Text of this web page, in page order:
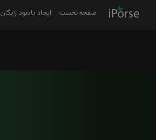
صفحه نخست ایجاد یادبود رایگان